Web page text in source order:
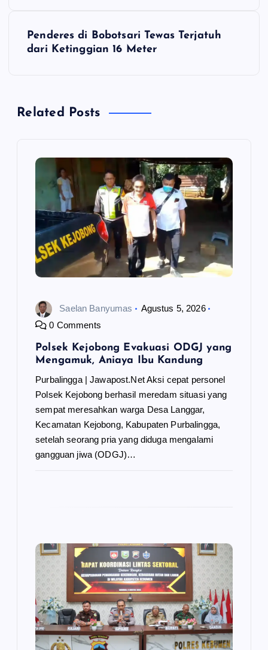
s
Penderes di Bobotsari Tewas Terjatuh
dari Ketinggian 16 Meter
Related Posts
Saelan Banyumas
Agustus 5, 2026
0 Comments
Polsek Kejobong Evakuasi ODGJ yang
Mengamuk, Aniaya Ibu Kandung
Purbalingga | Jawapost.Net Aksi cepat personel
Polsek Kejobong berhasil meredam situasi yang
sempat meresahkan warga Desa Langgar,
Kecamatan Kejobong, Kabupaten Purbalingga,
setelah seorang pria yang diduga mengalami
gangguan jiwa (ODGJ)…